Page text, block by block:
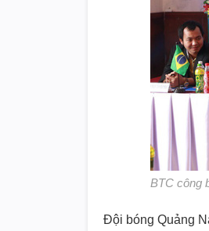
BTC công
Đội bóng Quảng